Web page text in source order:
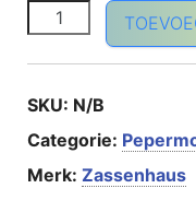
Potsdam wengé
SKU: N/B
Categorie:
Merk: Zassenhaus